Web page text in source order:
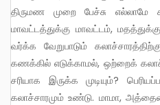
திருமண முறை பேச்சு
மாவட்டத்துக்கு மாவட்டம்,
வர்க்க வேறுபாடும்
கணக்கில் எடுக்காமல், ஒற்றைக்
சரியாக இருக்க முடியும்?
கலாச்சாரமும் உண்டு. மாமா,